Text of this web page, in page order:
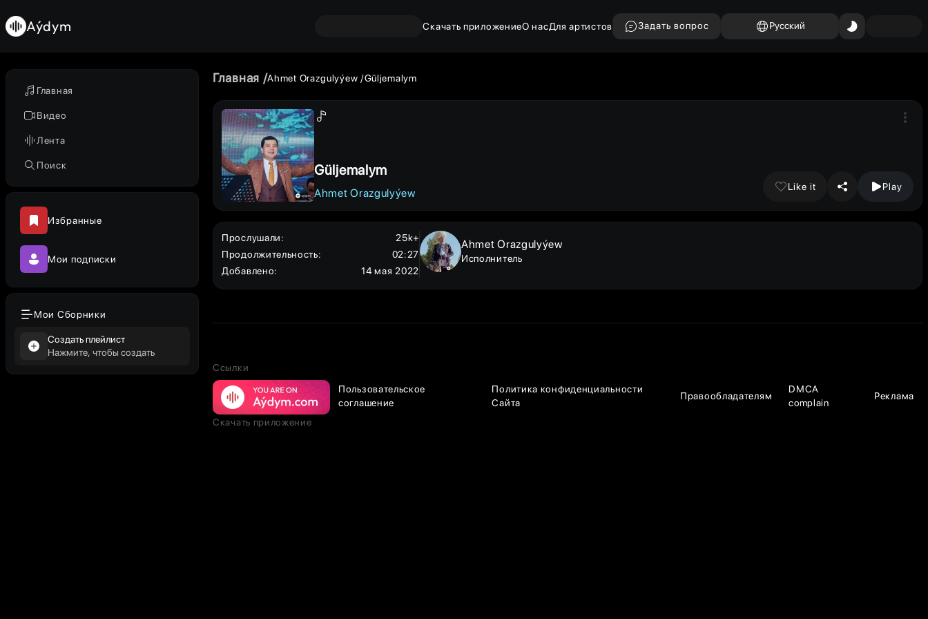
Главная
Видео
Лента
Поиск
Избранные
Мои подписки
Мои Сборники
Создать плейлист
Нажмите, чтобы создать
Aýdym Скачать приложениеО насДля артистов Задать вопрос Русский
Главная Ahmet Orazgulyýew Güljemalym
Güljemalym
Ahmet Orazgulyýew
Like it Play
Прослушали:
25k+
Продолжительность:
02:27
Добавлено: 14 мая 2022
Ahmet Orazgulyýew
Исполнитель
Ссылки
Пользовательское
соглашение
Политика конфиденциальности
Сайта
Правообладателям
DMCA
complain
Реклама
Скачать приложение